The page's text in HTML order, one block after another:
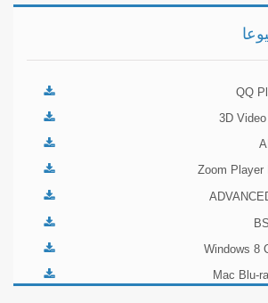
QQ
3D
Zoom Player
Windows 8
Mac Blu-